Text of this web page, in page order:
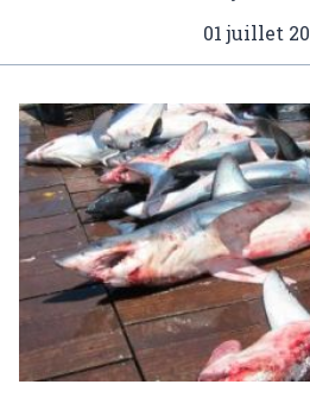
01 juillet